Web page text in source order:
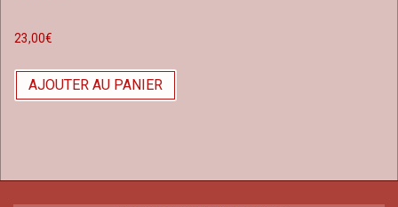
23,00€
AJOUTER AU PANIER